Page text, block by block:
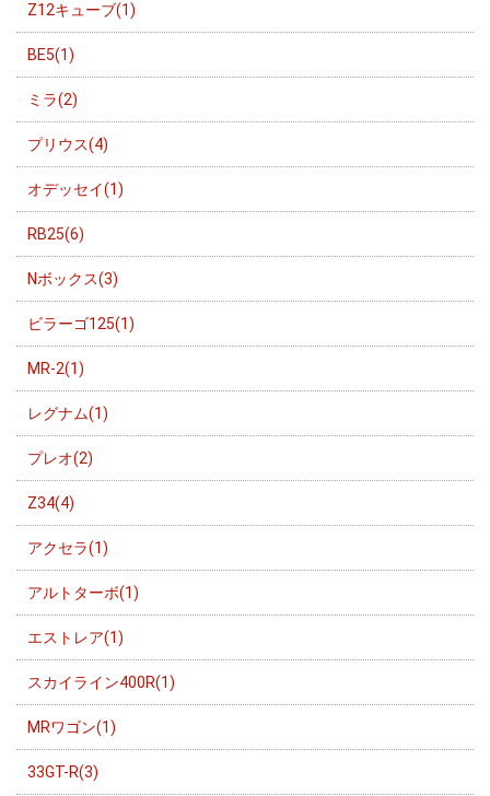
Z12キューブ(1)
BE5(1)
ミラ(2)
プリウス(4)
オデッセイ(1)
RB25(6)
Nボックス(3)
ビラーゴ125(1)
MR-2(1)
レグナム(1)
プレオ(2)
Z34(4)
アクセラ(1)
アルトターボ(1)
エストレア(1)
スカイライン400R(1)
MRワゴン(1)
33GT-R(3)